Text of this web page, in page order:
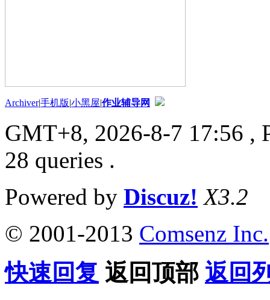
Archiver|手机版|小黑屋|作业辅导网
GMT+8, 2026-8-7 17:56 ,
28 queries .
Powered by Discuz! X3.2
© 2001-2013 Comsenz Inc.
快速回复 返回顶部 返回